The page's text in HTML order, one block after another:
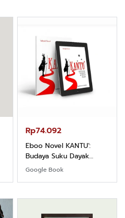
Rp74.092
Eboo Novel KANTU':
Budaya Suku Dayak
Borneo
Google Book